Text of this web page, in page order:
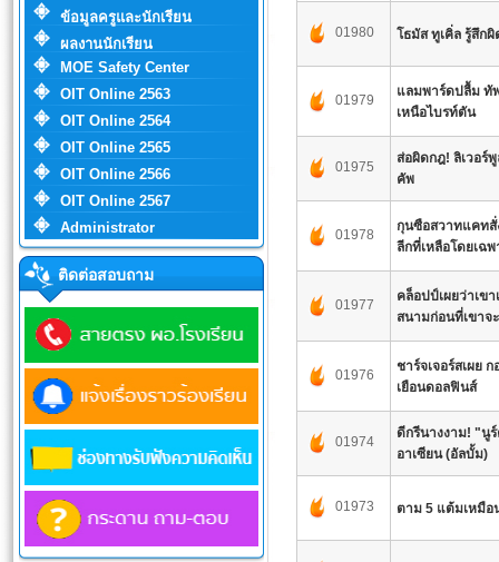
ข้อมูลครูและนักเรียน
ผลงานนักเรียน
MOE Safety Center
OIT Online 2563
OIT Online 2564
OIT Online 2565
OIT Online 2566
OIT Online 2567
Administrator
ติดต่อสอบถาม
01980 โธมัส ทูเคิ่ล รู้สึก
01979
แลมพาร์ดปลื้ม ทั
เหนือไบรท์ตัน
01975
ส่อผิดกฎ! ลิเวอร์
คัพ
01978
กุนซือสวาทแคทสั่
ลีกที่เหลือโดยเฉ
01977
คล็อปป์เผยว่าเข
สนามก่อนที่เขาจ
01976
ชาร์จเจอร์สเผย
เยือนดอลฟินส์
01974
ดีกรีนางงาม! "นู
อาเซียน (อัลบั้ม)
01973 ตาม 5 แต้มเหมือ